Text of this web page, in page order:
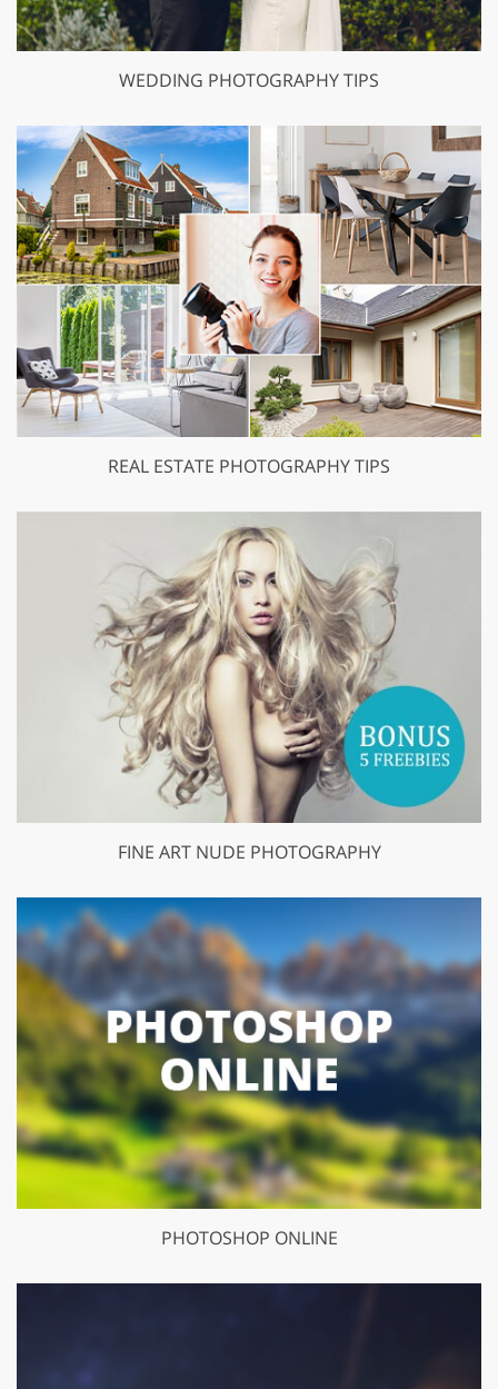
WEDDING PHOTOGRAPHY TIPS
REAL ESTATE PHOTOGRAPHY TIPS
FINE ART NUDE PHOTOGRAPHY
PHOTOSHOP ONLINE